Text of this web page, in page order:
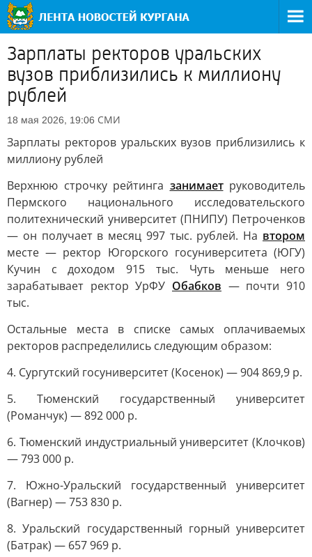
Зарплаты ректоров уральских
вузов приблизились к миллиону
рублей
18 мая 2026, 19:06 СМИ
Зарплаты ректоров уральских вузов приблизились к
миллиону рублей
Верхнюю строчку рейтинга занимаетруководитель
Пермского национального исследовательского
политехнический университет (ПНИПУ) Петроченков
— он получает в месяц 997 тыс. рублей. На втором
месте — ректор Югорского госуниверситета (ЮГУ)
Кучин с доходом 915 тыс. Чуть меньше него
зарабатывает ректор УрФУ Обабков — почти 910
тыс.
Остальные места в списке самых оплачиваемых
ректоров распределились следующим образом:
4. Сургутский госуниверситет (Косенок) — 904 869,9 р.
5. Тюменский государственный университет
(Романчук) — 892 000 р.
6. Тюменский индустриальный университет (Клочков)
— 793 000 р.
7. Южно-Уральский государственный университет
(Вагнер) — 753 830 р.
8. Уральский государственный горный университет
(Батрак) — 657 969 р.